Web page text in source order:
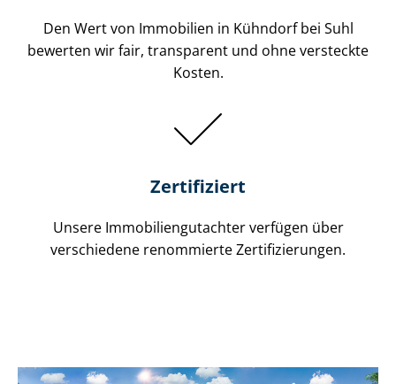
Den Wert von Immobilien in Kühndorf bei Suhl
bewerten wir fair, transparent und ohne versteckte
Kosten.
Zertifiziert
Unsere Immobilien­gutachter verfügen über
verschiedene renommierte Zer­ti­fi­zie­run­gen.